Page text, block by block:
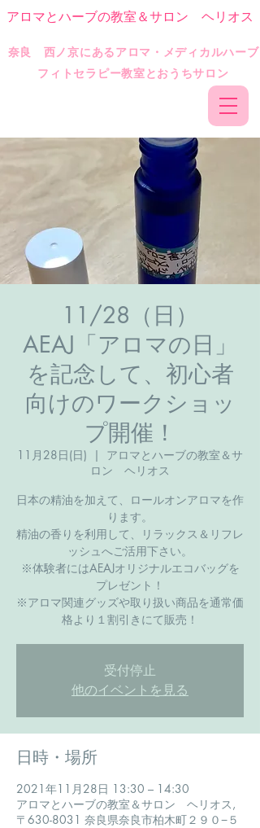
​奈良 西ノ京にあるアロマ・メディカルハーブ
フィトセラピー教室とおうちサロン
アロマとハーブの教室＆サロン ヘリオス
11/28（日）
AEAJ「アロマの日」
を記念して、初心者
向けのワークショッ
プ開催！
11月28日(日)
  |
アロマとハーブの教室＆サ
ロン ヘリオス
日本の精油を加えて、ロールオンアロマを作
ります。
精油の香りを利用して、リラックス＆リフレ
ッシュへご活用下さい。
※体験者にはAEAJオリジナルエコバッグを
プレゼント！
※アロマ関連グッズや取り扱い商品を通常価
格より１割引きにて販売！
受付停止
他のイベントを見る
日時・場所
2021年11月28日 13:30 – 14:30
アロマとハーブの教室＆サロン ヘリオス,
〒630-8031 奈良県奈良市柏木町２９０−５